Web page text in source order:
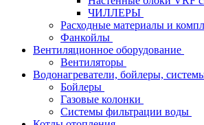
ЧИЛЛЕРЫ
Расходные материалы и
Фанкойлы
Вентиляционное оборудование
Вентиляторы
Водонагреватели, бойлеры,
Бойлеры
Газовые колонки
Системы фильтрации воды